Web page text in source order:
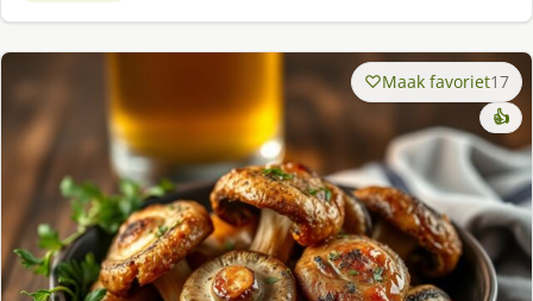
Maak favoriet17
👍